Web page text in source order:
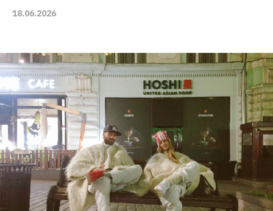
18.06.2026